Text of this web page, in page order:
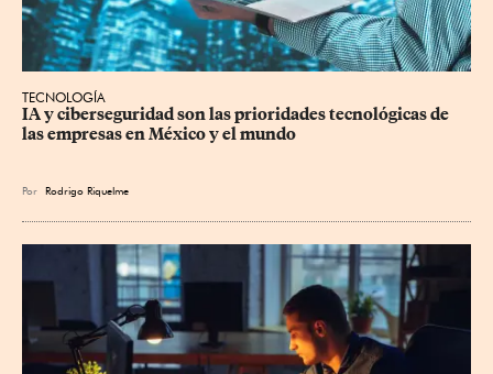
TECNOLOGÍA
IA y ciberseguridad son las prioridades tecnológicas de
las empresas en México y el mundo
Por Rodrigo Riquelme